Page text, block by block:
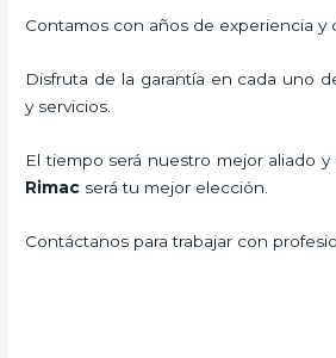
Contamos con años de experiencia y
Disfruta de la garantía en cada uno
y servicios.
El tiempo será nuestro mejor aliado y
Rimac será tu mejor elección.
Contáctanos para trabajar con